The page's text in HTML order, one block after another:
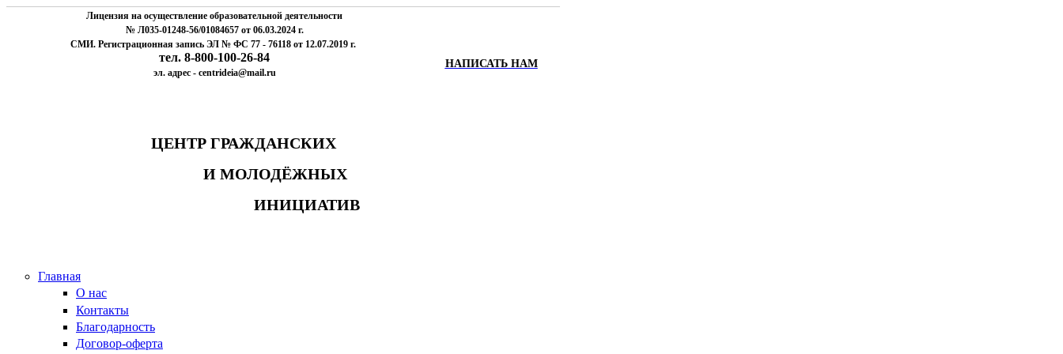
Лицензия на осуществление образовательной деятельности
№ Л035-01248-56/01084657 от 06.03.2024 г.
СМИ. Регистрационная запись ЭЛ № ФС 77 - 76118 от 12.07.2019 г.
тел. 8-800-100-26-84
эл. адрес - centrideia@mail.ru
НАПИСАТЬ НАМ
ЦЕНТР ГРАЖДАНСКИХ
И МОЛОДЁЖНЫХ
ИНИЦИАТИВ
Главная
О нас
Контакты
Благодарность
Договор-оферта